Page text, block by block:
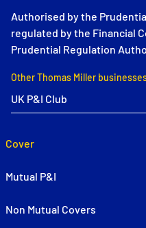
Authorised by the
regulated by the Financial
Prudential Regulation
Other Thomas Miller
Cover
Mutual P&I
Non Mutual Covers